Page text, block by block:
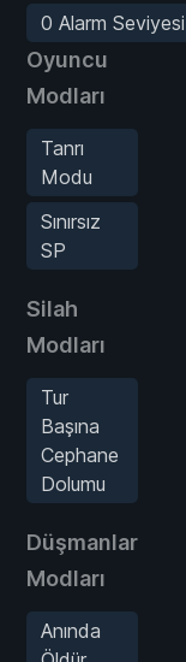
0 Alarm Seviyesi
Oyuncu
Modları
Tanrı
Modu
Sınırsız
SP
Silah
Modları
Tur
Başına
Cephane
Dolumu
Düşmanlar
Modları
Anında